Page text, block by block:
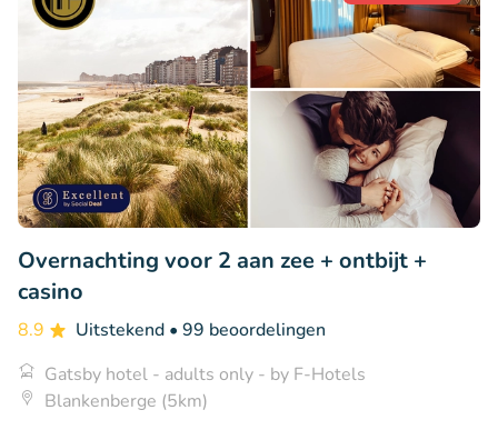
Overnachting voor 2 aan zee + ontbijt +
casino
8.9 Uitstekend • 99 beoordelingen
Gatsby hotel - adults only - by F-Hotels
Blankenberge (5km)